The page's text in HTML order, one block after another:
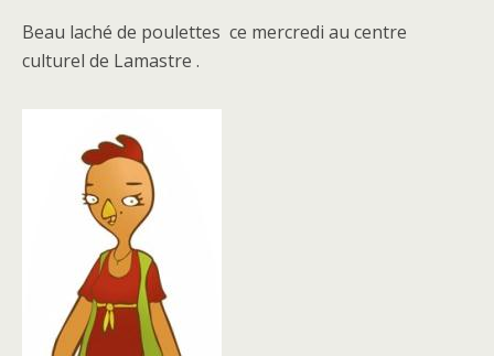
Beau laché de poulettes ce mercredi au centre
culturel de Lamastre .